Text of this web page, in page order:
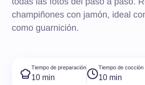
champiñones con jamón, ideal
como guarnición.
Tiempo de preparación
10 min
Tiempo de cocción
10 min